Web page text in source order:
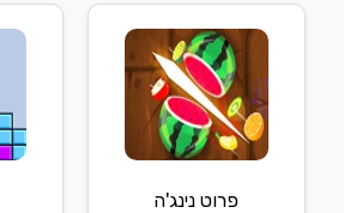
פרוט נינג'ה